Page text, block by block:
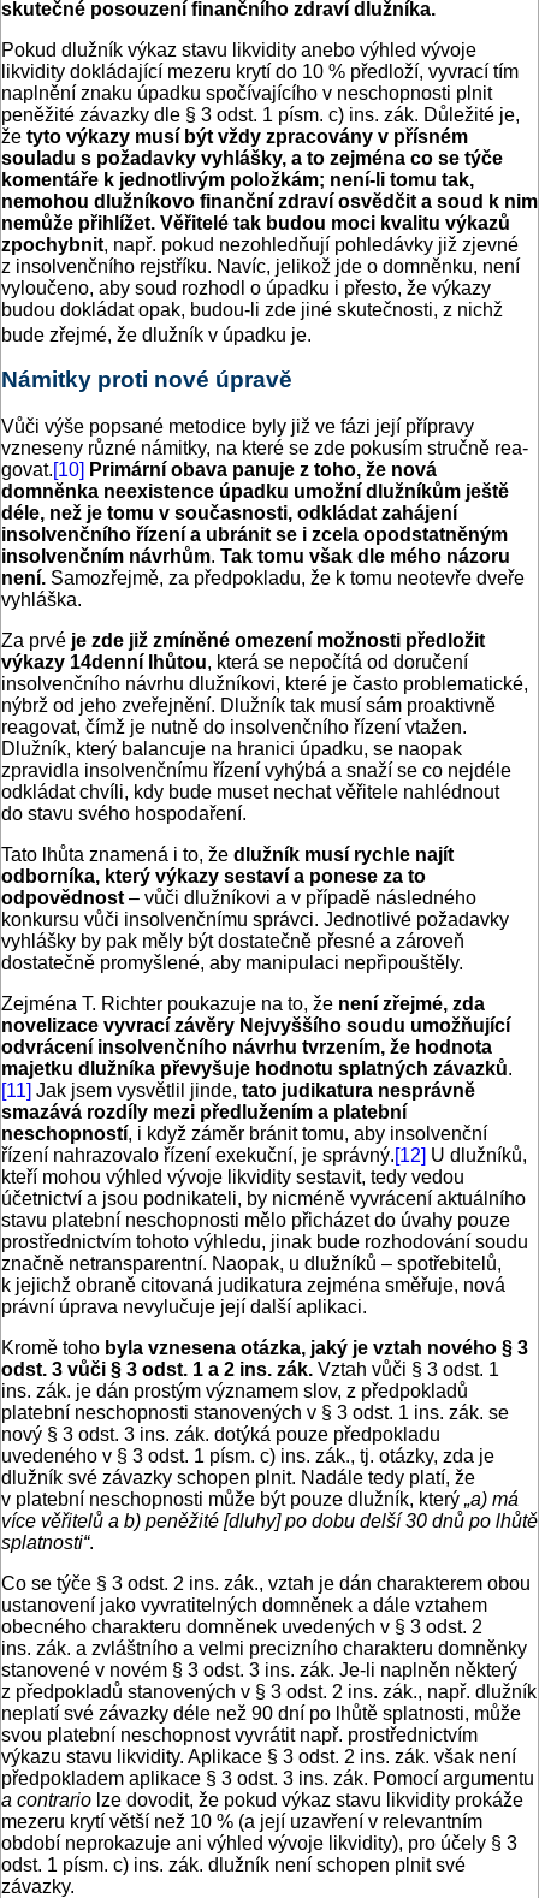
skutečné posouzení finan­čního zdraví dlužníka.
Pokud dlužník výkaz stavu likvidity anebo výhled vývoje
likvidity dokládající mezeru krytí do 10 % předloží, vyvrací tím
naplnění znaku úpadku spočívajícího v neschopnosti plnit
peněžité závazky dle § 3 odst. 1 písm. c) ins. zák. Důležité je,
že tyto výkazy musí být vždy zpracovány v přísném
souladu s požadavky vyhlášky, a to zejména co se týče
komentáře k jednotlivým položkám; není-li tomu tak,
nemohou dlužníkovo finanční zdraví osvědčit a soud k nim
nemůže přihlížet. Věřitelé tak budou moci kvalitu výkazů
zpochybnit, např. pokud nezohledňují pohledávky již zjevné
z insolvenčního rejstříku. Navíc, jelikož jde o domněnku, není
vyloučeno, aby soud rozhodl o úpadku i přesto, že výkazy
budou dokládat opak, budou-li zde jiné skutečnosti, z nichž
bude zřejmé, že dlužník v úpadku je.
Námitky proti nové úpravě
Vůči výše popsané metodice byly již ve fázi její přípravy
vzneseny různé námitky, na které se zde pokusím stručně rea­
govat.[10] Primární obava panuje z toho, že nová
domněnka neexistence úpadku umožní dlužníkům ještě
déle, než je tomu v současnosti, odkládat zahájení
insolvenčního řízení a ubránit se i zcela opodstatněným
insolvenčním návrhům. Tak tomu však dle mého názoru
není. Samozřejmě, za předpokladu, že k tomu neotevře dveře
vyhláška.
Za prvé je zde již zmíněné omezení možnosti předložit
výkazy 14denní lhůtou, která se nepočítá od doručení
insolvenčního návrhu dlužníkovi, které je často problematické,
nýbrž od jeho zveřejnění. Dlužník tak musí sám proaktivně
reagovat, čímž je nutně do insolvenčního řízení vtažen.
Dlužník, který balancuje na hranici úpadku, se naopak
zpravidla insolvenčnímu řízení vyhýbá a snaží se co nejdéle
odkládat chvíli, kdy bude muset nechat věřitele nahlédnout
do stavu svého hospodaření.
Tato lhůta znamená i to, že dlužník musí rychle najít
odborníka, který výkazy sestaví a ponese za to
odpovědnost – vůči dlužníkovi a v případě následného
konkursu vůči insolven­čnímu správci. Jednotlivé požadavky
vyhlášky by pak měly být dostatečně přesné a zároveň
dostatečně promyšlené, aby manipulaci nepřipouštěly.
Zejména T. Richter poukazuje na to, že není zřejmé, zda
novelizace vyvrací závěry Nejvyššího soudu umožňující
odvrácení insolvenčního návrhu tvrzením, že hodnota
majetku dlužníka převyšuje hodnotu splatných závazků.
[11] Jak jsem vysvětlil jinde, tato judikatura nesprávně
smazává rozdíly mezi předlužením a platební
neschopností, i když záměr bránit tomu, aby insolvenční
řízení nahrazovalo řízení exekuční, je správný.[12] U dlužníků,
kteří mohou výhled vývoje likvidity sestavit, tedy vedou
účetnictví a jsou podnikateli, by nicméně vyvrácení aktuálního
stavu platební neschopnosti mělo přicházet do úvahy pouze
prostřednictvím tohoto výhledu, jinak bude rozhodování soudu
značně netransparentní. Naopak, u dlužníků – spotřebitelů,
k jejichž obraně citovaná judikatura zejména směřuje, nová
právní úprava nevylučuje její další aplikaci.
Kromě toho byla vznesena otázka, jaký je vztah nového § 3
odst. 3 vůči § 3 odst. 1 a 2 ins. zák. Vztah vůči § 3 odst. 1
ins. zák. je dán prostým významem slov, z předpokladů
platební neschopnosti stanovených v § 3 odst. 1 ins. zák. se
nový § 3 odst. 3 ins. zák. dotýká pouze předpokladu
uvedeného v § 3 odst. 1 písm. c) ins. zák., tj. otázky, zda je
dlužník své závazky schopen plnit. Nadále tedy platí, že
v platební neschopnosti může být pouze dlužník, který „a) má
více věřitelů a b) peněžité [dluhy] po dobu delší 30 dnů po lhůtě
splatnosti“.
Co se týče § 3 odst. 2 ins. zák., vztah je dán charakterem obou
ustanovení jako vyvratitelných domněnek a dále vztahem
obecného charakteru domněnek uvedených v § 3 odst. 2
ins. zák. a zvláštního a velmi precizního charakteru domněnky
stanovené v novém § 3 odst. 3 ins. zák. Je-li naplněn některý
z předpokladů stanovených v § 3 odst. 2 ins. zák., např. dlužník
neplatí své závazky déle než 90 dní po lhůtě splatnosti, může
svou platební neschopnost vyvrátit např. prostřednictvím
výkazu stavu likvidity. Aplikace § 3 odst. 2 ins. zák. však není
předpokladem aplikace § 3 odst. 3 ins. zák. Pomocí argumentu
a contrario lze dovodit, že pokud výkaz stavu likvidity prokáže
mezeru krytí větší než 10 % (a její uzavření v relevantním
období neprokazuje ani výhled vývoje likvidity), pro účely § 3
odst. 1 písm. c) ins. zák. dlužník není schopen plnit své
závazky.